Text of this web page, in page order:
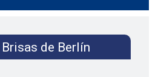
de Berlín